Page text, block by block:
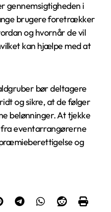
gennemsigtigheden i
brugere foretrækker
og hvornår de vil
kan hjælpe med at
bør deltagere
og sikre, at de følger
belønninger. At tjekke
eventarrangørerne
og